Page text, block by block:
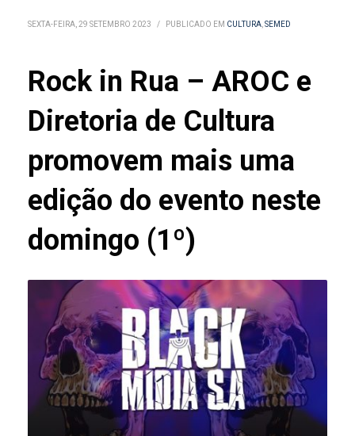
SEXTA-FEIRA, 29 SETEMBRO 2023 / PUBLICADO EM CULTURA,SEMED
Rock in Rua – AROC e
Diretoria de Cultura
promovem mais uma
edição do evento neste
domingo (1º)